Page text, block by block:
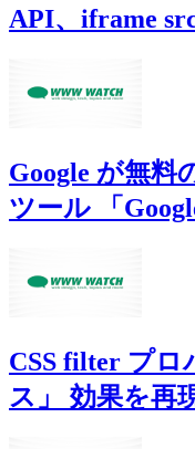
API、iframe
Google が無料
ツール 「
CSS filter プロ
ス」 効果を再